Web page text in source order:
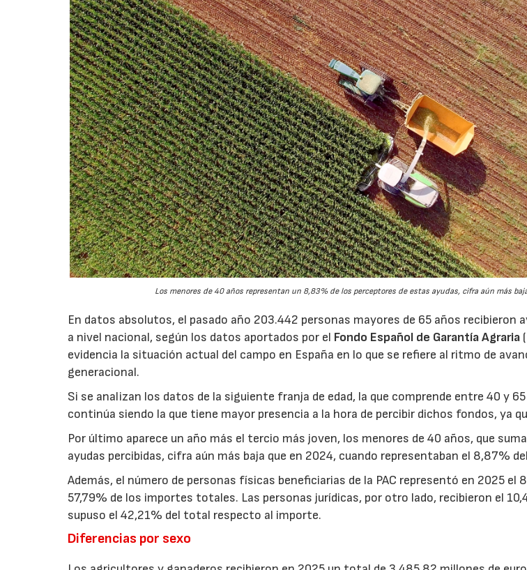
Los menores de 40 años representan un 8,83% de los perceptores de estas ayudas, cifra aún más
En datos absolutos, el pasado año 203.442 personas mayores de 65 años recibieron
a nivel nacional, según los datos aportados por el Fondo Español de Garantía Agraria
evidencia la situación actual del campo en España en lo que se refiere al ritmo de
generacional.
Si se analizan los datos de la siguiente franja de edad, la que comprende entre 40 y
continúa siendo la que tiene mayor presencia a la hora de percibir dichos fondos, ya
Por último aparece un año más el tercio más joven, los menores de 40 años, que
ayudas percibidas, cifra aún más baja que en 2024, cuando representaban el 8,87%
Además, el número de personas físicas beneficiarias de la PAC representó en 2025 el
57,79% de los importes totales. Las personas jurídicas, por otro lado, recibieron el
supuso el 42,21% del total respecto al importe.
Diferencias por sexo